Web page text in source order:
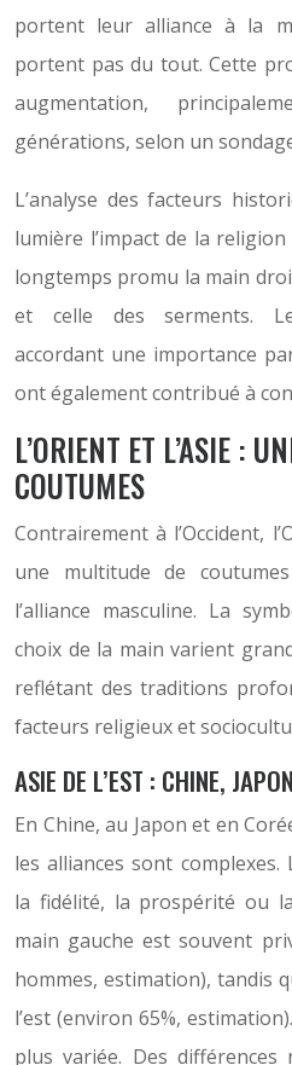
portent leur alliance à la
portent pas du tout. Cette
augmentation,
générations, selon un
L’analyse des facteurs
lumière l’impact de la
longtemps promu la main
et celle des serments.
accordant une importance
ont également contribué à
L’ORIENT ET L’ASIE :
COUTUMES
Contrairement à l’Occident,
une multitude de
l’alliance masculine. La
choix de la main varient
reflétant des traditions
facteurs religieux et
ASIE DE L’EST : CHINE,
En Chine, au Japon et en
les alliances sont complexes.
la fidélité, la prospérité ou
main gauche est souvent
hommes, estimation), tandis
l’est (environ 65%,
plus variée. Des